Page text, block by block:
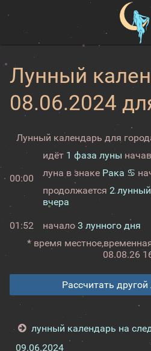
Лунный
08.06.2024
Лунный календарь для
00:00
идёт 1 фаза луны
луна в знаке Рака ♋
продолжается 2
вчера
01:52 начало3 лунного дня
* время местное,
08.08.26
Рассчитать
лунный календарь на
09.06.2024